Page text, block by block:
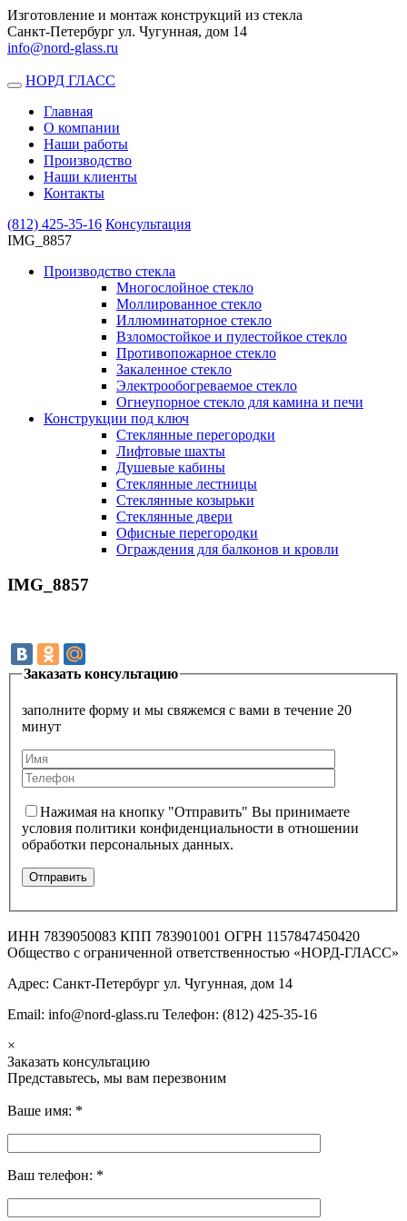
Изготовление и монтаж конструкций из стекла
Санкт-Петербург ул. Чугунная, дом 14
info@nord-glass.ru
Toggle
navigation
НОРД ГЛАСС
Главная
О компании
Наши работы
Производство
Наши клиенты
Контакты
(812) 425-35-16 Консультация
IMG_8857
Производство стекла
Многослойное стекло
Моллированное стекло
Иллюминаторное стекло
Взломостойкое и пулестойкое стекло
Противопожарное стекло
Закаленное стекло
Электрообогреваемое стекло
Огнеупорное стекло для камина и печи
Конструкции под ключ
Стеклянные перегородки
Лифтовые шахты
Душевые кабины
Cтеклянные лестницы
Cтеклянные козырьки
Cтеклянные двери
Офисные перегородки
Ограждения для балконов и кровли
IMG_8857
Заказать консультацию
заполните форму и мы свяжемся с вами в течение 20
минут
Нажимая на кнопку "Отправить" Вы принимаете
условия политики конфиденциальности в отношении
обработки персональных данных.
ИНН 7839050083 КПП 783901001 ОГРН 1157847450420
Общество с ограниченной ответственностью «НОРД-ГЛАСС»
Адрес: Санкт-Петербург ул. Чугунная, дом 14
Email: info@nord-glass.ru Телефон: (812) 425-35-16
×
Заказать консультацию
Представьтесь, мы вам перезвоним
Ваше имя: *
Ваш телефон: *